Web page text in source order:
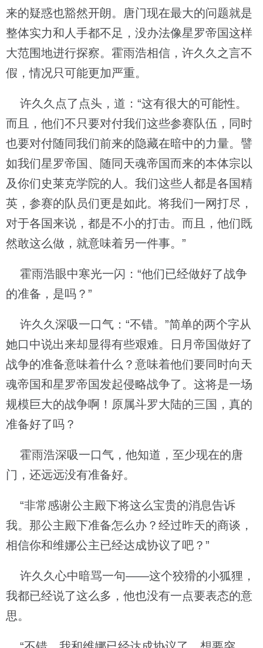
来的疑惑也豁然开朗。唐门现在最大的问题就是
整体实力和人手都不足，没办法像星罗帝国这样
大范围地进行探察。霍雨浩相信，许久久之言不
假，情况只可能更加严重。
许久久点了点头，道：“这有很大的可能性。
而且，他们不只要对付我们这些参赛队伍，同时
也要对付随同我们前来的隐藏在暗中的力量。譬
如我们星罗帝国、随同天魂帝国而来的本体宗以
及你们史莱克学院的人。我们这些人都是各国精
英，参赛的队员们更是如此。将我们一网打尽，
对于各国来说，都是不小的打击。而且，他们既
然敢这么做，就意味着另一件事。”
霍雨浩眼中寒光一闪：“他们已经做好了战争
的准备，是吗？”
许久久深吸一口气：“不错。”简单的两个字从
她口中说出来却显得有些艰难。日月帝国做好了
战争的准备意味着什么？意味着他们要同时向天
魂帝国和星罗帝国发起侵略战争了。这将是一场
规模巨大的战争啊！原属斗罗大陆的三国，真的
准备好了吗？
霍雨浩深吸一口气，他知道，至少现在的唐
门，还远远没有准备好。
“非常感谢公主殿下将这么宝贵的消息告诉
我。那公主殿下准备怎么办？经过昨天的商谈，
相信你和维娜公主已经达成协议了吧？”
许久久心中暗骂一句——这个狡猾的小狐狸，
我都已经说了这么多，他也没有一点要表态的意
思。